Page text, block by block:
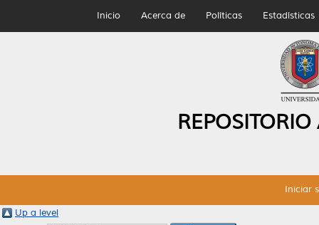
Inicio Acerca de Políticas Estadísticas
Iniciar
Up a level